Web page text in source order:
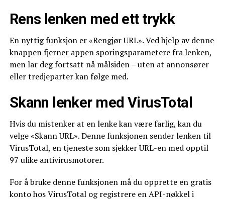
Rens lenken med ett trykk
En nyttig funksjon er «Rengjør URL». Ved hjelp av denne
knappen fjerner appen sporingsparametere fra lenken,
men lar deg fortsatt nå målsiden – uten at annonsører
eller tredjeparter kan følge med.
Skann lenker med VirusTotal
Hvis du mistenker at en lenke kan være farlig, kan du
velge «Skann URL». Denne funksjonen sender lenken til
VirusTotal, en tjeneste som sjekker URL-en med opptil
97 ulike antivirusmotorer.
For å bruke denne funksjonen må du opprette en gratis
konto hos VirusTotal og registrere en API-nøkkel i